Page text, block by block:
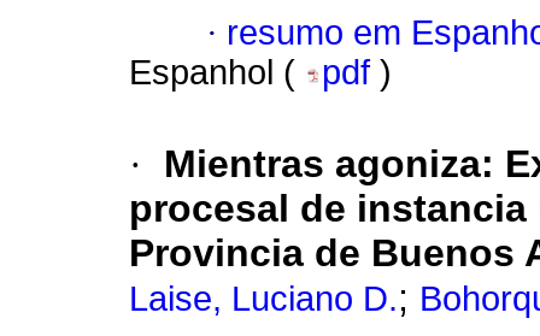
· resumo em
Espanhol (
pdf )
·
Mientras agoniza:
procesal de
Provincia de Buenos
Laise, Luciano D.;